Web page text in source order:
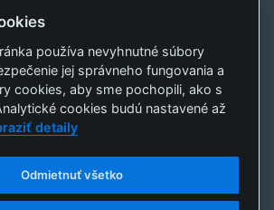
vyhradené
používa nevyhnutné súbory
jej správneho fungovania a
cookies, aby sme pochopili, ako s
cookies budú nastavené až
detaily
Odmietnuť všetko